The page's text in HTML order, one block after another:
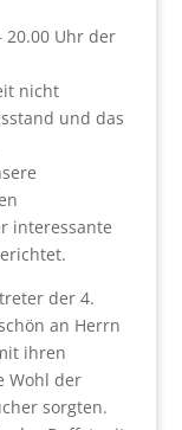
20.00 Uhr der
nicht
und das
interessante
der 4.
an Herrn
ihren
Wohl der
sorgten.